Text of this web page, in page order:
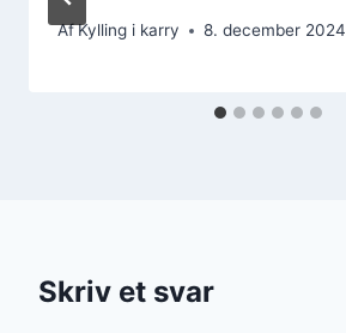
AfKylling i karry 8. december 2024
Skriv et svar